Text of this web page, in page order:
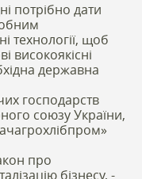
потрібно дати
технології, щоб
високоякісні
державна
господарств
союзу України,
про
бізнесу, -